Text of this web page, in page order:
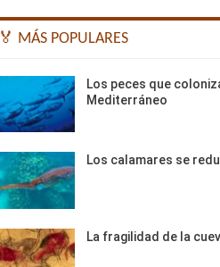
🏅 MÁS POPULARES
Los peces que
Mediterráneo
Los calamares se
La fragilidad de la